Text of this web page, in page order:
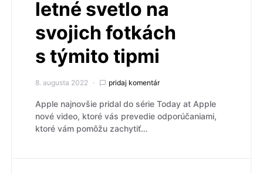
letné svetlo na
svojich fotkách
s týmito tipmi
8. augusta 2022 pridaj komentár
Apple najnovšie pridal do série Today at Apple
nové video, ktoré vás prevedie odporúčaniami,
ktoré vám pomôžu zachytiť…